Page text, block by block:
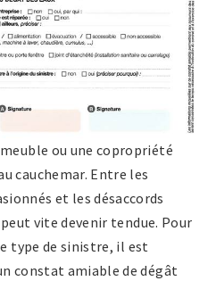
ou une copropriété
cauchemar. Entre les
et les désaccords
vite devenir tendue. Pour
type de sinistre, il est
constat amiable de dégât